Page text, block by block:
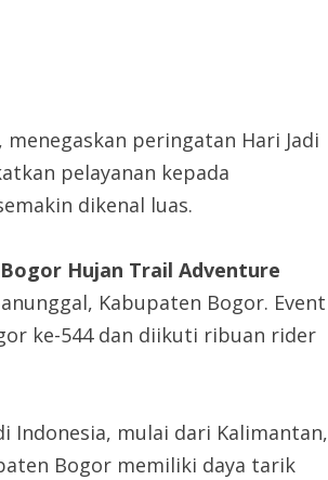
peringatan Hari Jadi
pelayanan kepada
dikenal luas.
Bogor Hujan Trail Adventure
Kabupaten Bogor. Event
ke-544 dan diikuti ribuan rider
Indonesia, mulai dari Kalimantan,
Bogor memiliki daya tarik